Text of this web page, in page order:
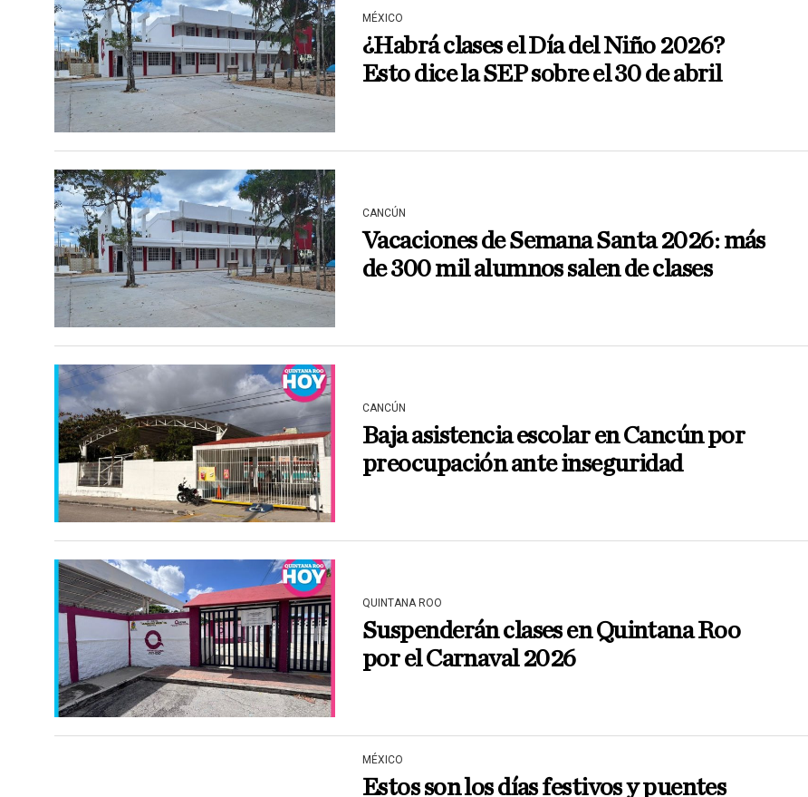
MÉXICO
¿Habrá clases el Día del Niño 2026?
Esto dice la SEP sobre el 30 de abril
CANCÚN
Vacaciones de Semana Santa 2026: más
de 300 mil alumnos salen de clases
CANCÚN
Baja asistencia escolar en Cancún por
preocupación ante inseguridad
QUINTANA ROO
Suspenderán clases en Quintana Roo
por el Carnaval 2026
MÉXICO
Estos son los días festivos y puentes